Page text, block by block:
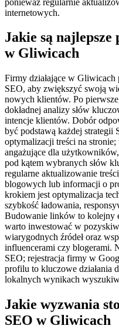
internetowych.
Jakie są
w Gliwicach
Firmy działające w
SEO, aby zwiększyć swoją
nowych klientów. Po
dokładnej analizy słów
intencje klientów. Dobór
być podstawą każdej strategii
optymalizacji treści na
angażujące dla
pod kątem wybranych słów
regularne aktualizowanie
blogowych lub informacji o
krokiem jest optymalizacja
szybkość ładowania,
Budowanie linków to kolejny
warto inwestować w
wiarygodnych źródeł oraz
influencerami czy blogerami.
SEO; rejestracja firmy w
profilu to kluczowe działania
lokalnych wynikach
Jakie wyzwania
SEO w Gliwicach